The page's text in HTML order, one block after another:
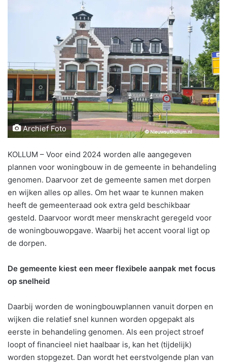
Archief Foto
KOLLUM – Voor eind 2024 worden alle aangegeven
plannen voor woningbouw in de gemeente in behandeling
genomen. Daarvoor zet de gemeente samen met dorpen
en wijken alles op alles. Om het waar te kunnen maken
heeft de gemeenteraad ook extra geld beschikbaar
gesteld. Daarvoor wordt meer menskracht geregeld voor
de woningbouwopgave. Waarbij het accent vooral ligt op
de dorpen.
De gemeente kiest een meer flexibele aanpak met focus
op snelheid
Daarbij worden de woningbouwplannen vanuit dorpen en
wijken die relatief snel kunnen worden opgepakt als
eerste in behandeling genomen. Als een project stroef
loopt of financieel niet haalbaar is, kan het (tijdelijk)
worden stopgezet. Dan wordt het eerstvolgende plan van